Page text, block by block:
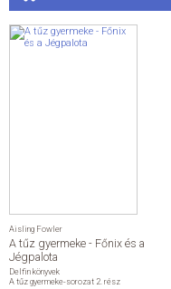
Aisling Fowler
A tűz gyermeke - Főnix és a
Jégpalota
Delfin könyvek
A tűz gyermeke-sorozat 2. rész